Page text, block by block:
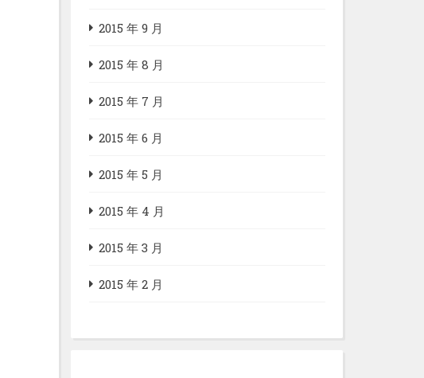
2015 年 9 月
2015 年 8 月
2015 年 7 月
2015 年 6 月
2015 年 5 月
2015 年 4 月
2015 年 3 月
2015 年 2 月